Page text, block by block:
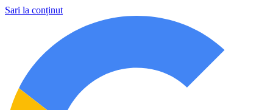
Sari la conținut